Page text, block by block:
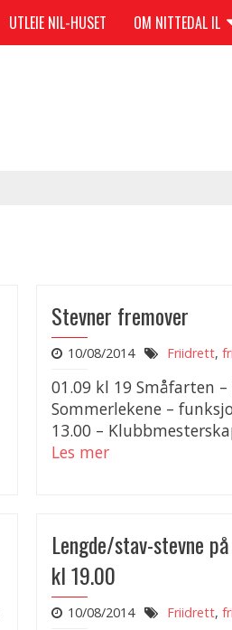
UTLEIE NIL-HUSET OM NITTEDAL IL
Stevner fremover
10/08/2014 Friidrett,
01.09 kl 19 Småfarten –
Sommerlekene –
13.00 –
Les mer
Lengde/stav-stevne
kl 19.00
10/08/2014 Friidrett,